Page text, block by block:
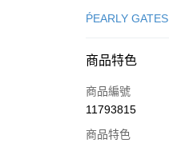
信用卡一次付款
Apple Pay
街口支付
ṔEARLY GATES
商品特色
商品編號
11793815
商品特色